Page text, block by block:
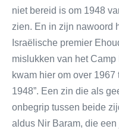
niet bereid is om 1948
zien. En in zijn nawoord
Israëlische premier
mislukken van het Camp
kwam hier om over
1948”. Een zin die als
onbegrip tussen beide
aldus Nir Baram, die